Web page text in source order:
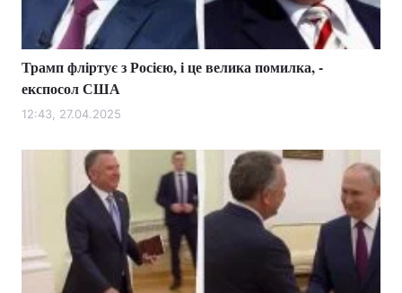
Трамп фліртує з Росією, і це велика помилка, -
експосол США
12:43, 27.04.2025